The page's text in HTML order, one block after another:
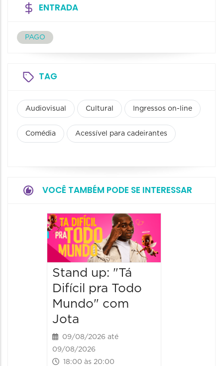
ENTRADA
PAGO
TAG
Audiovisual Cultural Ingressos on-line
Comédia Acessível para cadeirantes
VOCÊ TAMBÉM PODE SE INTERESSAR
Stand up: "Tá
Difícil pra Todo
Mundo" com
Jota
09/08/2026 até
09/08/2026
18:00 às 20:00